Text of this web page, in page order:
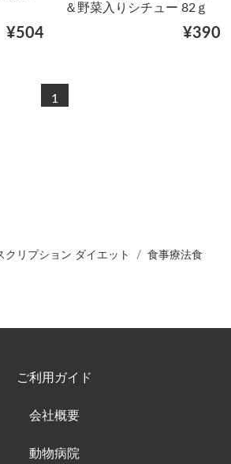
¥504
＆野菜入りシチュー 82ｇ
¥390
1
クリプション ダイエット
食事療法食
ご利用ガイド
会社概要
動物病院